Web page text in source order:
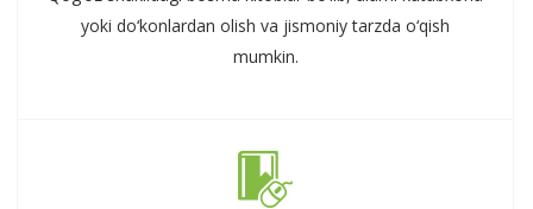
yoki do‘konlardan olish va jismoniy tarzda o‘qish
mumkin.